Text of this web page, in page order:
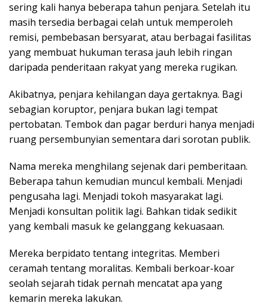
sering kali hanya beberapa tahun penjara. Setelah itu
masih tersedia berbagai celah untuk memperoleh
remisi, pembebasan bersyarat, atau berbagai fasilitas
yang membuat hukuman terasa jauh lebih ringan
daripada penderitaan rakyat yang mereka rugikan.
Akibatnya, penjara kehilangan daya gertaknya. Bagi
sebagian koruptor, penjara bukan lagi tempat
pertobatan. Tembok dan pagar berduri hanya menjadi
ruang persembunyian sementara dari sorotan publik.
Nama mereka menghilang sejenak dari pemberitaan.
Beberapa tahun kemudian muncul kembali. Menjadi
pengusaha lagi. Menjadi tokoh masyarakat lagi.
Menjadi konsultan politik lagi. Bahkan tidak sedikit
yang kembali masuk ke gelanggang kekuasaan.
Mereka berpidato tentang integritas. Memberi
ceramah tentang moralitas. Kembali berkoar-koar
seolah sejarah tidak pernah mencatat apa yang
kemarin mereka lakukan.